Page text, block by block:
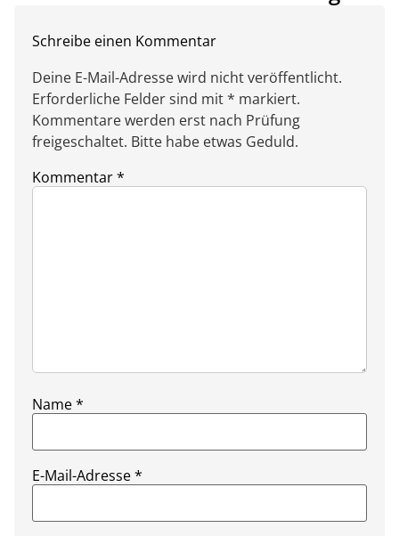
Schreibe einen Kommentar
Deine E-Mail-Adresse wird nicht veröffentlicht.
Erforderliche Felder sind mit * markiert.
Kommentare werden erst nach Prüfung
freigeschaltet. Bitte habe etwas Geduld.
Kommentar*
Name*
E-Mail-Adresse*